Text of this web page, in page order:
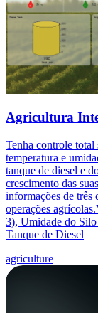
Agricultura
Tenha controle total
temperatura e
tanque de diesel e
crescimento das
informações de três
operações
3), Umidade do
Tanque de Diesel
agriculture